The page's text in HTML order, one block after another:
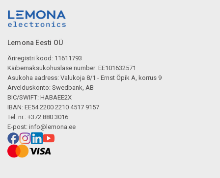
Lemona Eesti OÜ
Äriregistri kood: 11611793
Käibemaksukohuslase number: EE101632571
Asukoha aadress: Valukoja 8/1 - Ernst Öpik A, korrus 9
Arvelduskonto: Swedbank, AB
BIC/SWIFT: HABAEE2X
IBAN: EE54 2200 2210 4517 9157
Tel. nr.: +372 880 3016
E-post: info@lemona.ee